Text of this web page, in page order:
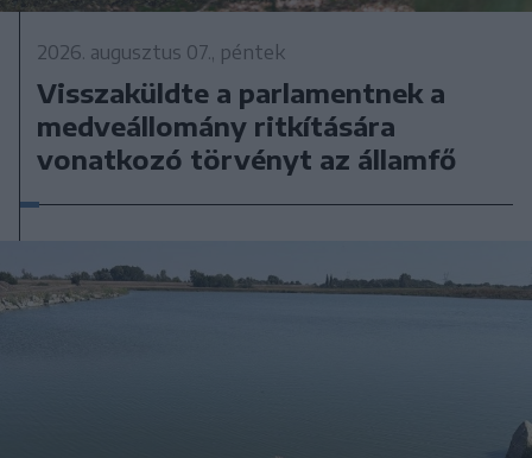
2026. augusztus 07., péntek
Visszaküldte a parlamentnek a
medveállomány ritkítására
vonatkozó törvényt az államfő